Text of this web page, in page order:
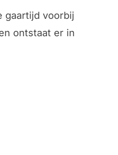
gaartijd voorbij
ontstaat er in